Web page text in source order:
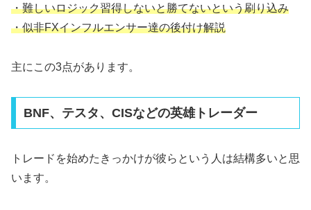
・難しいロジック習得しないと勝てないという刷り込み
・似非FXインフルエンサー達の後付け解説
主にこの3点があります。
BNF、テスタ、CISなどの英雄トレーダー
トレードを始めたきっかけが彼らという人は結構多いと思
います。